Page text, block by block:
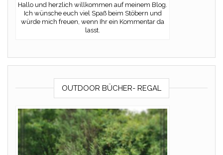
Hallo und herzlich willkommen auf meinem Blog.
Ich wünsche euch viel Spaß beim Stöbern und
würde mich freuen, wenn Ihr ein Kommentar da
lasst.
OUTDOOR BÜCHER- REGAL